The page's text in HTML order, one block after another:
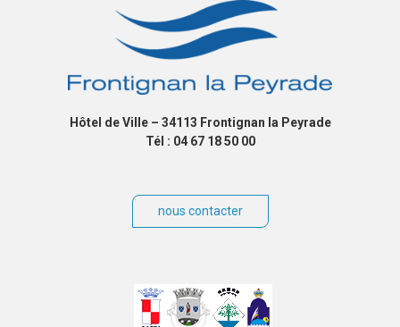
Hôtel de Ville – 34113 Frontignan la Peyrade
Tél : 04 67 18 50 00
nous contacter